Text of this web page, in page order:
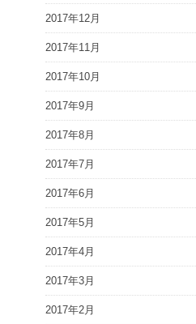
2017年12月
2017年11月
2017年10月
2017年9月
2017年8月
2017年7月
2017年6月
2017年5月
2017年4月
2017年3月
2017年2月